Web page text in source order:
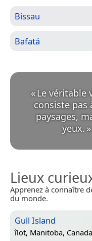
Bissau
Bafatá
«Le véritable
consiste pas
paysages,
yeux. »
Lieux
Apprenez à connaître
du monde.
Gull Island
îlot, Manitoba, Canada